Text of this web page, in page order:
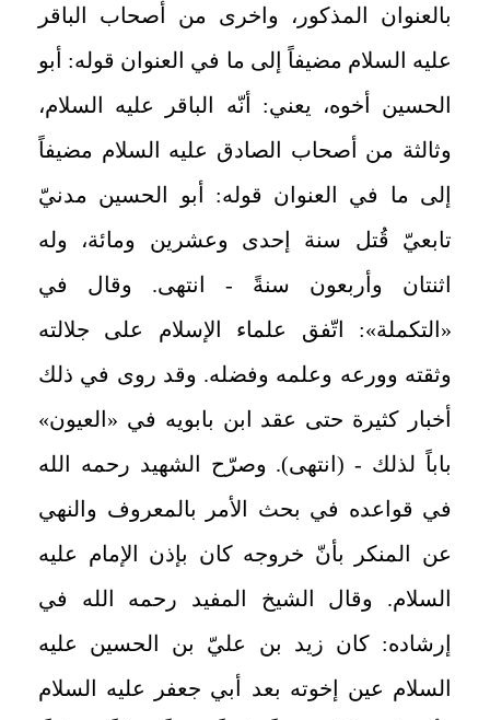
بالعنوان المذكور، واخرى من أصحاب الباقر
عليه السلام مضيفاً إلى ما في العنوان قوله: أبو
الحسين أخوه، يعني: أنّه الباقر عليه السلام،
وثالثة من أصحاب الصادق عليه السلام مضيفاً
إلى ما في العنوان قوله: أبو الحسين مدنيّ
تابعيّ قُتل سنة إحدى وعشرين ومائة، وله
اثنتان وأربعون سنةً - انتهى. وقال في
«التكملة»: اتّفق علماء الإسلام على جلالته
وثقته وورعه وعلمه وفضله. وقد روى في ذلك
أخبار كثيرة حتى عقد ابن بابويه في «العيون»
باباً لذلك - (انتهى). وصرّح الشهيد رحمه الله
في قواعده في بحث الأمر بالمعروف والنهي
عن المنكر بأنّ خروجه كان بإذن الإمام عليه
السلام. وقال الشيخ المفيد رحمه الله في
إرشاده: كان زيد بن عليّ بن الحسين عليه
السلام عين إخوته بعد أبي جعفر عليه السلام